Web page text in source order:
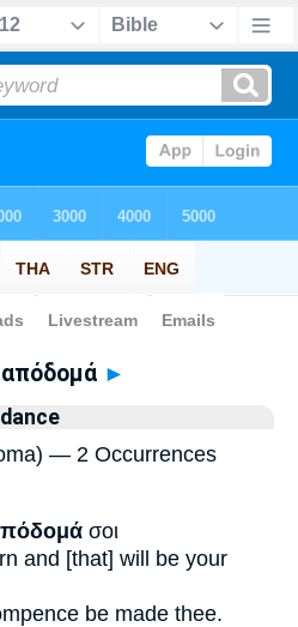
> Greek
►
— 2 Occurrences
σοι
and [that] will be your
be made thee.